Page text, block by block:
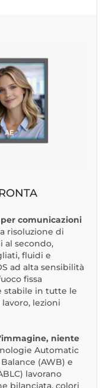
comunicazioni
risoluzione di
al secondo,
fluidi e
ad alta sensibilità
fissa
stabile in tutte le
lezioni
niente
Automatic
(AWB) e
lavorano
bilanciata, colori